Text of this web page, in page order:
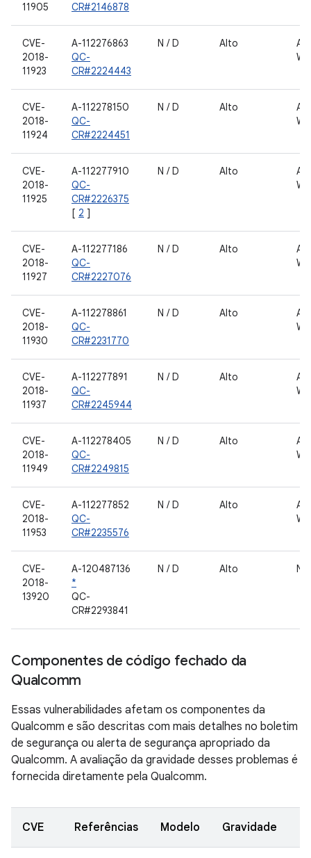
11905
CR#2146878
CVE-
2018-
11923
A-112276863
QC-
CR#2224443
N / D Alto
CVE-
2018-
11924
A-112278150
QC-
CR#2224451
N / D Alto
CVE-
2018-
11925
A-112277910
QC-
CR#2226375
[ 2 ]
N / D Alto
CVE-
2018-
11927
A-112277186
QC-
CR#2227076
N / D Alto
CVE-
2018-
11930
A-112278861
QC-
CR#2231770
N / D Alto
CVE-
2018-
11937
A-112277891
QC-
CR#2245944
N / D Alto
CVE-
2018-
11949
A-112278405
QC-
CR#2249815
N / D Alto
CVE-
2018-
11953
A-112277852
QC-
CR#2235576
N / D Alto
CVE-
2018-
13920
A-120487136
*
QC-
CR#2293841
N / D Alto
Componentes de código fechado da
Qualcomm
Essas vulnerabilidades afetam os componentes da
Qualcomm e são descritas com mais detalhes no boletim
de segurança ou alerta de segurança apropriado da
Qualcomm. A avaliação da gravidade desses problemas é
fornecida diretamente pela Qualcomm.
CVE Referências Modelo Gravidade